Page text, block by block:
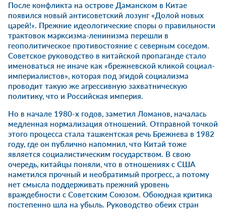
После конфликта на острове Даманском в Китае
появился новый антисоветский лозунг «Долой новых
царей!». Прежние идеологические споры о правильности
трактовок марксизма-ленинизма перешли в
геополитическое противостояние с северным соседом.
Советское руководство в китайской пропаганде стало
именоваться не иначе как «брежневской кликой социал-
империалистов», которая под эгидой социализма
проводит такую же агрессивную захватническую
политику, что и Российская империя.
Но в начале 1980-х годов, заметил Ломанов, началась
медленная нормализация отношений. Отправной точкой
этого процесса стала ташкентская речь Брежнева в 1982
году, где он публично напомнил, что Китай тоже
является социалистическим государством. В свою
очередь, китайцы поняли, что в отношениях с США
наметился прочный и необратимый прогресс, а потому
нет смысла поддерживать прежний уровень
враждебности с Советским Союзом. Обоюдная критика
постепенно шла на убыль. Руководство обеих стран